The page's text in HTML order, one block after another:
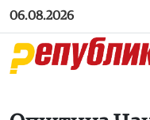
Skip to main content
06.08.2026